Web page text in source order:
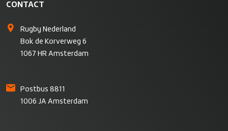
CONTACT
Rugby Nederland
Bok de Korverweg 6
1067 HR Amsterdam
Postbus 8811
1006 JA Amsterdam